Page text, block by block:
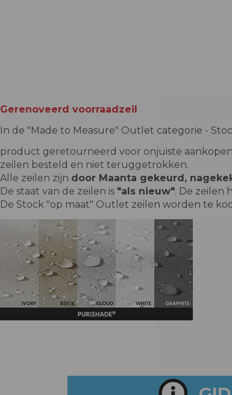
Gerenoveerd voorraadzeil
In de "Made to Measure" Outlet categorie -
product geretourneerd voor onjuiste
zeilen besteld en niet teruggetrokken.
Alle zeilen zijn door Maanta gekeurd,
De staat van de zeilen is "als nieuw". De zeilen
De Stock "op maat" Outlet zeilen worden te